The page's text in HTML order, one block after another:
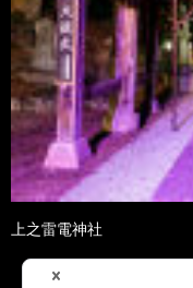
上之雷電神社